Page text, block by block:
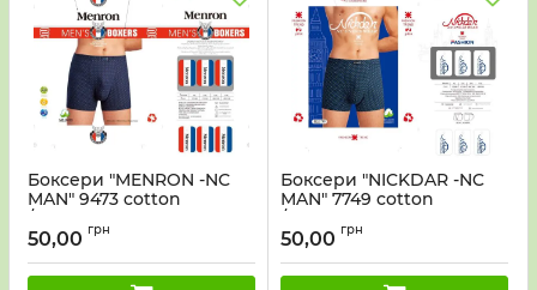
Боксери "MENRON -NC
MAN" 9473 cotton
/bamboo р. Хl, 2xl, 3xl, 4xl
-мікс забарвлень
50,00 грн
Боксери "NICKDAR -NC
MAN" 7749 cotton
/bamboo р. Хl, 2xl, 3xl, 4xl
-мікс забарвлень
50,00 грн